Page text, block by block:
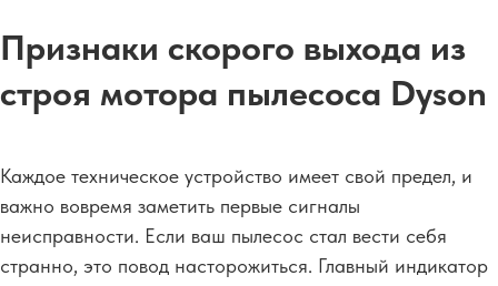
Признаки скорого выхода из
строя мотора пылесоса Dyson
Каждое техническое устройство имеет свой предел, и
важно вовремя заметить первые сигналы
неисправности. Если ваш пылесос стал вести себя
странно, это повод насторожиться. Главный индикатор